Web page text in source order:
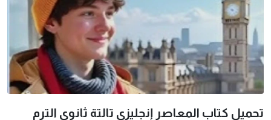
تحميل كتاب المعاصر إنجليزي تالتة ثانوي الترم